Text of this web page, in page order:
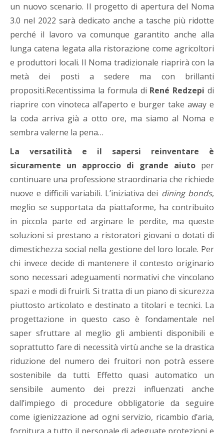
un nuovo scenario. Il progetto di apertura del Noma
3.0 nel 2022 sarà dedicato anche a tasche più ridotte
perché il lavoro va comunque garantito anche alla
lunga catena legata alla ristorazione come agricoltori
e produttori locali. Il Noma tradizionale riaprirà con la
metà dei posti a sedere ma con brillanti
propositi.Recentissima la formula di René Redzepidi
riaprire con vinoteca all’aperto e burger take away e
la coda arriva già a otto ore, ma siamo al Noma e
sembra valerne la pena…
La versatilità e il sapersi reinventare è
sicuramente un approccio di grande aiuto per
continuare una professione straordinaria che richiede
nuove e difficili variabili. L’iniziativa dei dining bonds,
meglio se supportata da piattaforme, ha contribuito
in piccola parte ed arginare le perdite, ma queste
soluzioni si prestano a ristoratori giovani o dotati di
dimestichezza social nella gestione del loro locale. Per
chi invece decide di mantenere il contesto originario
sono necessari adeguamenti normativi che vincolano
spazi e modi di fruirli. Si tratta di un piano di sicurezza
piuttosto articolato e destinato a titolari e tecnici. La
progettazione in questo caso è fondamentale nel
saper sfruttare al meglio gli ambienti disponibili e
soprattutto fare di necessità virtù anche se la drastica
riduzione del numero dei fruitori non potrà essere
sostenibile da tutti. Effetto quasi automatico un
sensibile aumento dei prezzi influenzati anche
dall’impiego di procedure obbligatorie da seguire
come igienizzazione ad ogni servizio, ricambio d’aria,